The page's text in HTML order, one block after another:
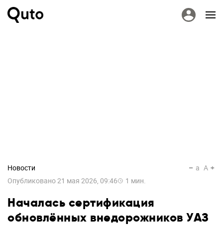
Новости
Опубликовано21 мая 2026, 09:46 1 мин.
a A
Началась сертификация
обновлённых внедорожников УАЗ